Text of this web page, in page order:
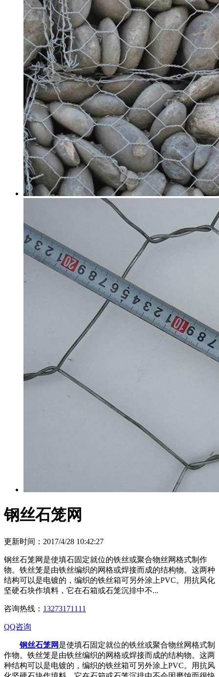
钢丝石笼网
更新时间：2017/4/28 10:42:27
钢丝石笼网是使填石固定就位的铁丝或聚合物丝网格式制作
物。铁丝笼是由铁丝编织的网格或焊接而成的结构物。这两种
结构可以是电镀的，编织的铁丝箱可另外涂上PVC。用抗风化
坚硬石块作填料，它在石箱或石笼沉排中不...
咨询热线： 13273171111
QQ咨询
钢丝石笼网是使填石固定就位的铁丝或聚合物丝网格式制
作物。铁丝笼是由铁丝编织的网格或焊接而成的结构物。这两
种结构可以是电镀的，编织的铁丝箱可另外涂上PVC。用抗风